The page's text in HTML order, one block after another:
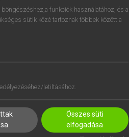
funkciók használatához, és a
sütik közé tartoznak többek között a
letiltásához.
Összes süti
elfogadása